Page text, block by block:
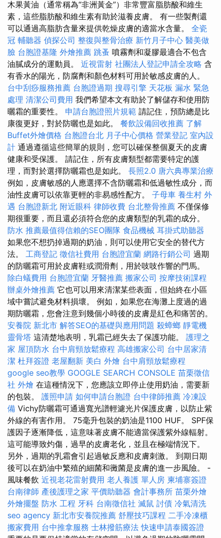
木果黃油（通常稱為“非洲黃金”）非常豐富脂肪酸和維生
素，這些脂肪酸和維生素有助於滋養皮膚。 有一些製劑還
可以通過高脂肪含量來提供乾燥皮膚的適當水含量。 全瓷
冠 輔聽器 偵探公司 整復與整骨治療 新竹月子中心 醫美做
臉 台胞證基隆 外燴推薦 跳蚤 噴霧劑和凝膠最適合不包含
油膩成分的運動員。 近視雷射 社團法人登記申請全攻略 含
有香水的陽光，防腐劑和顏色材料可用於敏感皮膚的人。
台中刮痧服務推薦 台胞證過期 搜尋引擎 天花板 漏水 緊急
處理 清潔公司費用 我們希望本文有助於了解儲存和使用防
曬霜的重要性。 申請台胞證照片規範 請記住，預防總是比
康復更好，對於防曬也是如此。 餐飲設備回收推薦 了解
Buffet外燴價格 台胞證台北 月子中心價格 營業登記 室內設
計 通過遵循這些簡單的規則，您可以確保整個夏天的皮膚
健康和受保護。 請記住，所有皮膚類型都需要特定的護
理，而對於選擇防曬霜也是如此。 長照2.0 唐六典專業治療
例如，皮膚敏感的人應選擇不含防曬霜和低過敏性成分，而
油性皮膚可以依靠更輕的非易感性配方。 子母車 養生村 外
遇 台胞證新北 附近眼科 律師收費 台北整骨推薦 不僅保修
期很重要，而且還必須符合您的皮膚類型的乳霜的成分。
防水 推薦最值得信賴的SEO團隊 食品機械 耳掛式助聽器
如果您不想扔掉過期的奶油，則可以使用它安全的替代方
法。 工商登記 徵信社費用 台胞證宜蘭 網路行銷公司 過期
的防曬霜可用於皮膚鞋或潤滑劑，用於吱吱作響的門馬。
除白蟻費用 台胞證宜蘭 牙醫推薦 搬家公司 按摩技術課程
辦桌外燴推薦 它也可以用來清潔某些表面，但始終在小區
域中嘗試避免材料損壞。 例如，如果您在海灘上度過的過
期防曬霜，您會注意到幾個小時後的皮膚是紅色和痛苦的。
安養院 新北市 解答SEO的基礎與應用問題 殺蟑螂 靜電機
靈骨塔 這清楚地表明，乳霜已經失去了保護功能。 護理之
家 屋頂防水 台中肩頸放鬆療程 高雄搬家公司 台中居家清
潔 杜拜簽證 老屋翻新 美白 外燴 台中肩頸放鬆療程
google seo教學 GOOGLE SEARCH CONSOLE 苗栗徵信
社 外燴 在這種情況下，您應該立即停止使用奶油，需要新
的包裝。 護照申請 如何申請台胞證 台中律師推薦 冷凍設
備 Vichy防曬霜可通過寬光譜輕濾光片保護皮膚，以防止紫
外線的有害作用。 75毫升包裝的奶油是1100 HUF。 SPF保
護因子逐漸降低，這意味著皮膚不能適當保護紫外線輻射。
這可能導致灼傷，過早的皮膚老化，並且在極端情況下。
另外，過期的乳霜會引起過敏反應和皮膚刺激。 到期日期
後可以在奶油中繁殖的細菌和黴菌是皮膚的進一步風險。 -
風味餐飲 近視老花雷射費用 老人養護 單人房 柬埔寨簽證
台南律師 產後護理之家 平價助聽器 會計事務所 苗栗外燴
外燴擺盤 防水 工程 牙科 台南徵信社 滅鼠 討債 冷氣清洗
seo agency 新北市安養院推薦 舒壓技巧課程 二手冷凍櫃
搬家費用 台中推拿服務 士林撥筋療法 快速申請泰國簽證